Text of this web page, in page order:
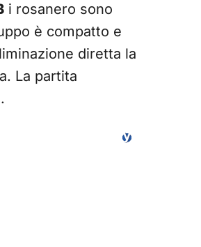
i rosanero sono
è compatto e
diretta la
La partita